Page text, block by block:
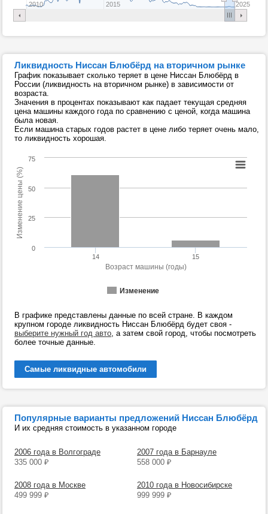
2010 2015 2025
Ликвидность Ниссан Блюбёрд на вторичном рынке
График показывает сколько теряет в цене Ниссан Блюбёрд в
России (ликвидность на вторичном рынке) в зависимости от
возраста.
Значения в процентах показывают как падает текущая средняя
цена машины каждого года по сравнению с ценой, когда машина
была новая.
Если машина старых годов растет в цене либо теряет очень мало,
то ликвидность хорошая.
Возраст машины (годы)
Изменение цены (%)
Изменение
14 15
0
25
50
75
В графике представлены данные по всей стране. В каждом
крупном городе ликвидность Ниссан Блюбёрд будет своя -
выберите нужный год авто, а затем свой город, чтобы посмотреть
более точные данные.
Самые ликвидные автомобили
Популярные варианты предложений Ниссан Блюбёрд
И их средняя стоимость в указанном городе
2006 года в Волгограде
335 000 ₽
2007 года в Барнауле
558 000 ₽
2008 года в Москве
499 999 ₽
2010 года в Новосибирске
999 999 ₽